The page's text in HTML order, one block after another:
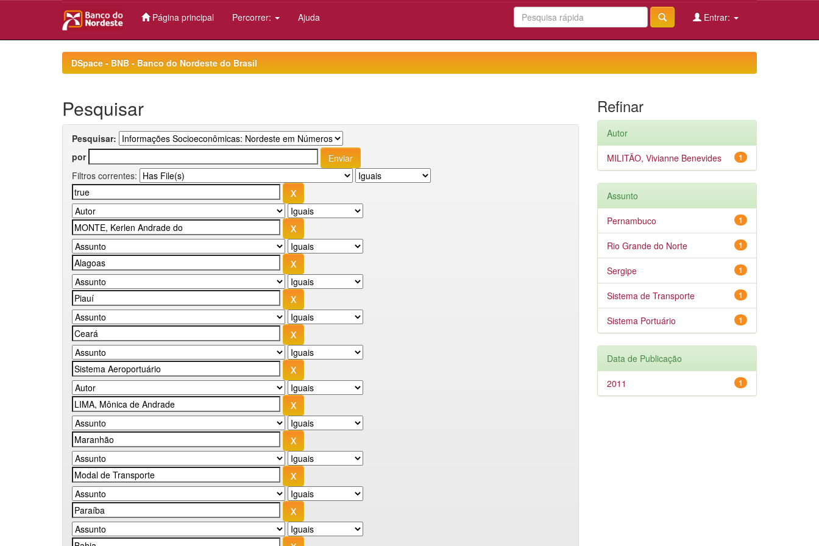
Página principal Percorrer: Ajuda Entrar:
DSpace - BNB - Banco do Nordeste do Brasil
Pesquisar
Pesquisar:
por
Filtros correntes:
Refinar
Autor
1
MILITÃO, Vivianne Benevides
Assunto
1
Pernambuco
1
Rio Grande do Norte
1
Sergipe
1
Sistema de Transporte
1
Sistema Portuário
Data de Publicação
1
2011